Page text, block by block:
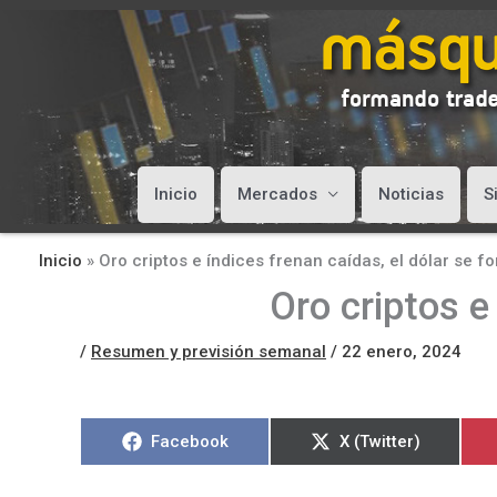
Inicio Mercados Noticias
Inicio » Oro criptos e índices frenan caídas, el dólar se
Oro criptos
/ Resumen y previsión semanal / 22 enero, 2024
Compartir
Facebook
Compartir
en
X (Twitter)